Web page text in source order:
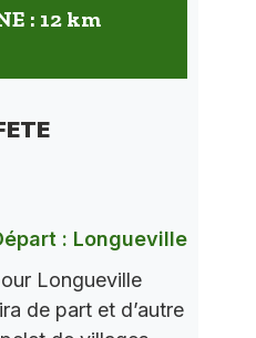
: 12 km
: Longueville
Longueville
de part et d’autre